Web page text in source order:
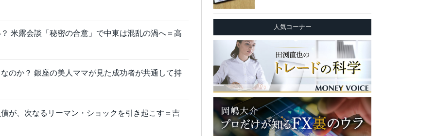
米露会談「秘密の合意」で中東は混乱の渦へ＝高
のか？ 銀座の美人ママが見た成功者が共通して持
が、次なるリーマン・ショックを引き起こす＝吉
人気コーナー